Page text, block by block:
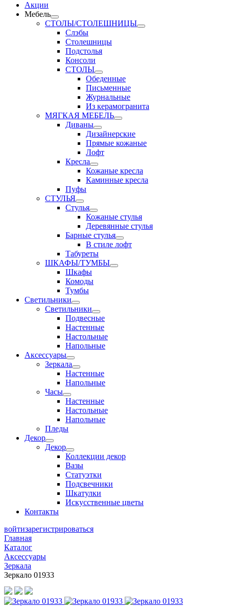
Акции
Мебель
СТОЛЫ/СТОЛЕШНИЦЫ
Слэбы
Столешницы
Подстолья
Консоли
СТОЛЫ
Обеденные
Письменные
Журнальные
Из керамогранита
МЯГКАЯ МЕБЕЛЬ
Диваны
Дизайнерские
Прямые кожаные
Лофт
Кресла
Кожаные кресла
Каминные кресла
Пуфы
СТУЛЬЯ
Стулья
Кожаные стулья
Деревянные стулья
Барные стулья
В стиле лофт
Табуреты
ШКАФЫ/ТУМБЫ
Шкафы
Комоды
Тумбы
Светильники
Светильники
Подвесные
Настенные
Настольные
Напольные
Аксессуары
Зеркала
Настенные
Напольные
Часы
Настенные
Настольные
Напольные
Пледы
Декор
Декор
Коллекции декор
Вазы
Статуэтки
Подсвечники
Шкатулки
Искусственные цветы
Контакты
войтизарегистрироваться
Главная
Каталог
Аксессуары
Зеркала
Зеркало 01933